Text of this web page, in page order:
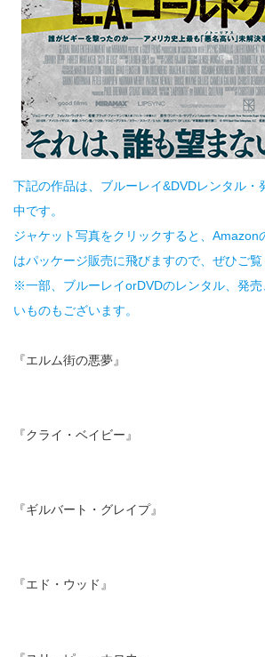
下記の作品は、ブルーレイ&DVDレンタル・
中です。
ジャケット写真をクリックすると、Amazon
はパッケージ販売に飛びますので、ぜひご覧
※一部、ブルーレイorDVDのレンタル、発
いものもございます。
『エルム街の悪夢』
『クライ・ベイビー』
『ギルバート・グレイプ』
『エド・ウッド』